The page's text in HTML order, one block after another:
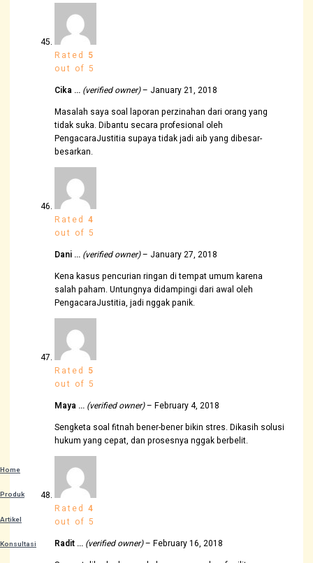
Rated 5
out of 5
Cika … (verified owner)– January 21, 2018
Masalah saya soal laporan perzinahan dari orang yang
tidak suka. Dibantu secara profesional oleh
PengacaraJustitia supaya tidak jadi aib yang dibesar-
besarkan.
Rated4
out of 5
Dani … (verified owner)– January 27, 2018
Kena kasus pencurian ringan di tempat umum karena
salah paham. Untungnya didampingi dari awal oleh
PengacaraJustitia, jadi nggak panik.
Rated 5
out of 5
Maya … (verified owner)– February 4, 2018
Sengketa soal fitnah bener-bener bikin stres. Dikasih solusi
hukum yang cepat, dan prosesnya nggak berbelit.
Rated4
out of 5
Radit … (verified owner)– February 16, 2018
Home
Produk
Artikel
Konsultasi